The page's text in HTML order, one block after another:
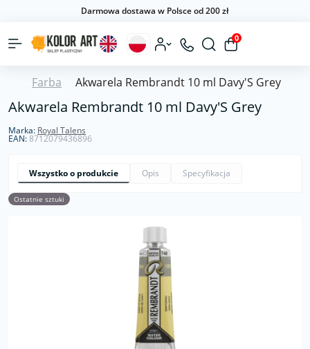
Darmowa dostawa w Polsce od 200 zł
0
Farba Akwarela Rembrandt 10 ml Davy'S Grey
Akwarela Rembrandt 10 ml Davy'S Grey
Marka: Royal Talens
EAN:8712079436896
Wszystko o produkcie Opis Specyfikacja
Ostatnie sztuki